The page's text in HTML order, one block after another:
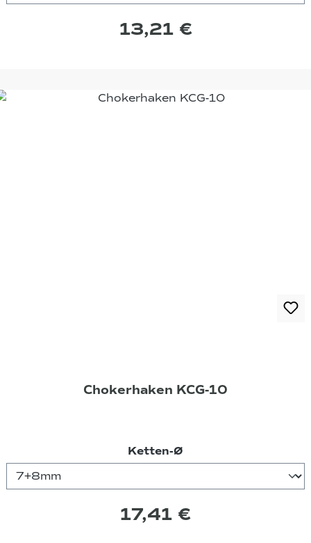
13,21 €
Chokerhaken KCG-10
Ketten-Ø
17,41 €